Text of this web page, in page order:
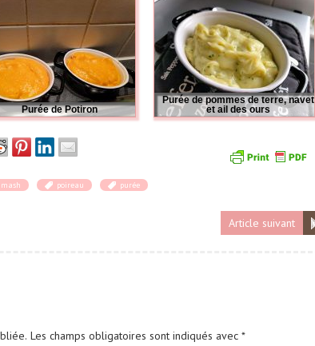
Purée de Potiron
Purée de pommes de terre, navet
et ail des ours
mash poireau purée
Article suivant
Les champs obligatoires sont indiqués avec *